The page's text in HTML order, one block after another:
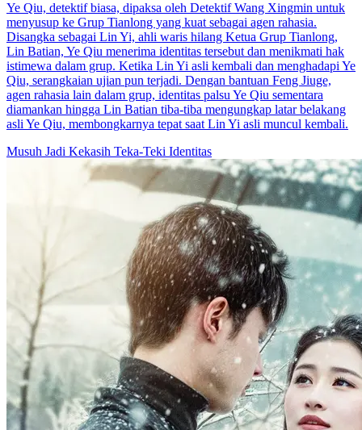
Ye Qiu, detektif biasa, dipaksa oleh Detektif Wang Xingmin untuk
menyusup ke Grup Tianlong yang kuat sebagai agen rahasia.
Disangka sebagai Lin Yi, ahli waris hilang Ketua Grup Tianlong,
Lin Batian, Ye Qiu menerima identitas tersebut dan menikmati hak
istimewa dalam grup. Ketika Lin Yi asli kembali dan menghadapi Ye
Qiu, serangkaian ujian pun terjadi. Dengan bantuan Feng Jiuge,
agen rahasia lain dalam grup, identitas palsu Ye Qiu sementara
diamankan hingga Lin Batian tiba-tiba mengungkap latar belakang
asli Ye Qiu, membongkarnya tepat saat Lin Yi asli muncul kembali.
Musuh Jadi Kekasih Teka-Teki Identitas